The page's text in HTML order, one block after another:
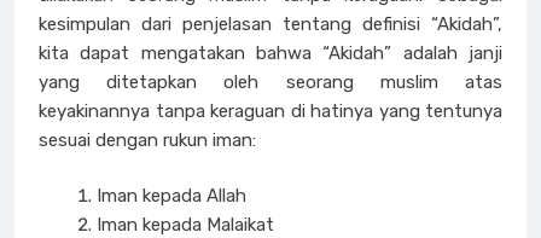
kesimpulan dari penjelasan tentang definisi “Akidah”,
kita dapat mengatakan bahwa “Akidah” adalah janji
yang ditetapkan oleh seorang muslim atas
keyakinannya tanpa keraguan di hatinya yang tentunya
sesuai dengan rukun iman:
Iman kepada Allah
Iman kepada Malaikat